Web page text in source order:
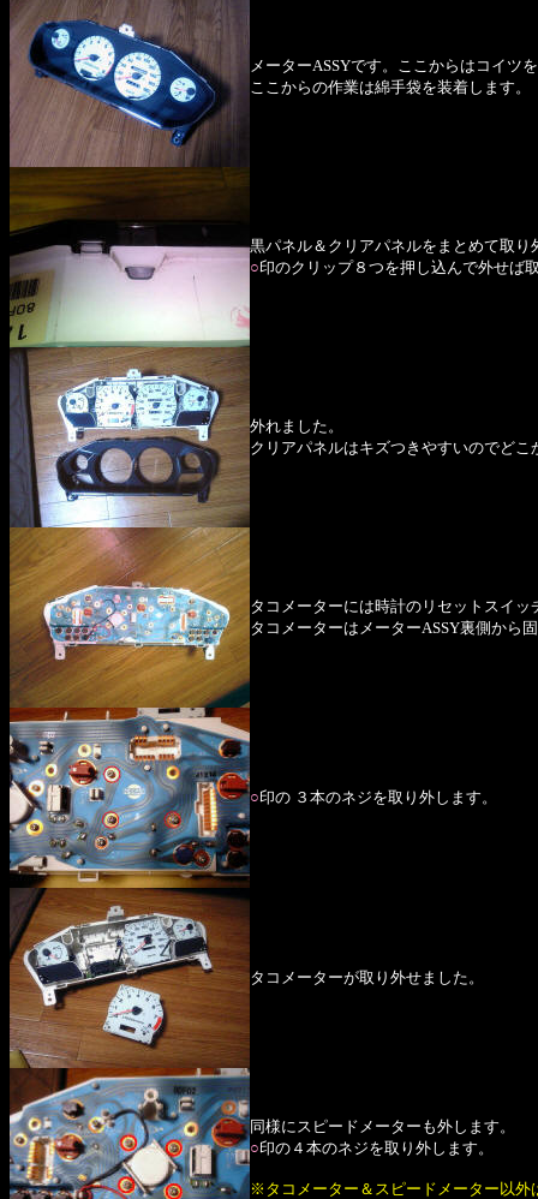
メーターASSYです。ここからはコイツ
ここからの作業は綿手袋を装着します。
黒パネル＆クリアパネルをまとめて取り
○印のクリップ８つを押し込んで外せば
外れました。
クリアパネルはキズつきやすいのでど
タコメーターには時計のリセットスイ
タコメーターはメーターASSY裏側から
○印の ３本のネジを取り外します。
タコメーターが取り外せました。
同様にスピードメーターも外します。
○印の４本のネジを取り外します。
※タコメーター＆スピードメーター以外